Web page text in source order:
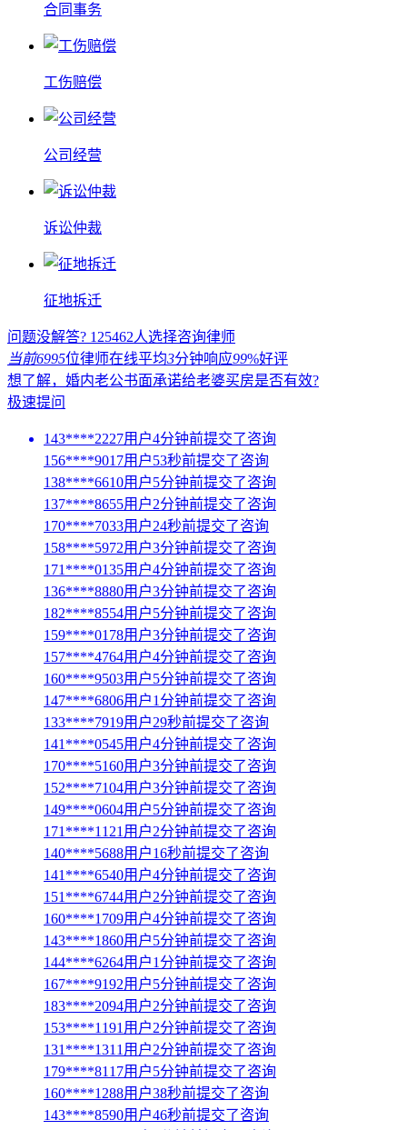
合同事务
工伤赔偿
公司经营
诉讼仲裁
征地拆迁
问题没解答? 125462人选择咨询律师
当前6995位律师在线平均3分钟响应99%好评
想了解，婚内老公书面承诺给老婆买房是否有效?
极速提问
143****2227用户4分钟前提交了咨询
156****9017用户53秒前提交了咨询
138****6610用户5分钟前提交了咨询
137****8655用户2分钟前提交了咨询
170****7033用户24秒前提交了咨询
158****5972用户3分钟前提交了咨询
171****0135用户4分钟前提交了咨询
136****8880用户3分钟前提交了咨询
182****8554用户5分钟前提交了咨询
159****0178用户3分钟前提交了咨询
157****4764用户4分钟前提交了咨询
160****9503用户5分钟前提交了咨询
147****6806用户1分钟前提交了咨询
133****7919用户29秒前提交了咨询
141****0545用户4分钟前提交了咨询
170****5160用户3分钟前提交了咨询
152****7104用户3分钟前提交了咨询
149****0604用户5分钟前提交了咨询
171****1121用户2分钟前提交了咨询
140****5688用户16秒前提交了咨询
141****6540用户4分钟前提交了咨询
151****6744用户2分钟前提交了咨询
160****1709用户4分钟前提交了咨询
143****1860用户5分钟前提交了咨询
144****6264用户1分钟前提交了咨询
167****9192用户5分钟前提交了咨询
183****2094用户2分钟前提交了咨询
153****1191用户2分钟前提交了咨询
131****1311用户2分钟前提交了咨询
179****8117用户5分钟前提交了咨询
160****1288用户38秒前提交了咨询
143****8590用户46秒前提交了咨询